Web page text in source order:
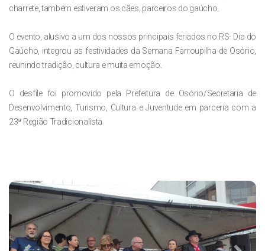
charrete, também estiveram os cães, parceiros do gaúcho.
O evento, alusivo a um dos nossos principais feriados no RS- Dia do
Gaúcho, integrou as festividades da Semana Farroupilha de Osório,
reunindo tradição, cultura e muita emoção.
O desfile foi promovido pela Prefeitura de Osório/Secretaria de
Desenvolvimento, Turismo, Cultura e Juventude em parceria com a
23ª Região Tradicionalista.